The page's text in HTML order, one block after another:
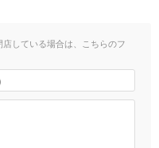
している場合は、こちらのフ